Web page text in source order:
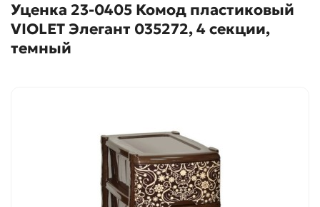
Уценка 23-0405 Комод пластиковый
VIOLET Элегант 035272, 4 секции,
темный